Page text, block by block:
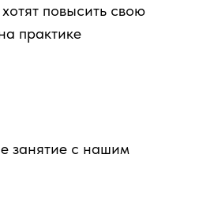
повысить свою
практике
занятие с нашим